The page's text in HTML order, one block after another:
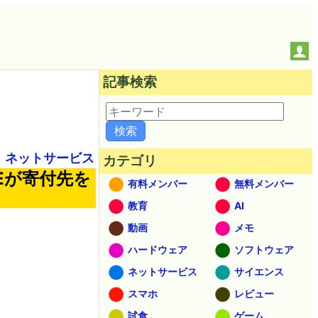
ネットサービス
寄付先を
記事検索
カテゴリ
有料メンバー
無料メンバー
教育
AI
動画
メモ
ハードウェア
ソフトウェア
ネットサービス
サイエンス
スマホ
レビュー
試食
ゲーム